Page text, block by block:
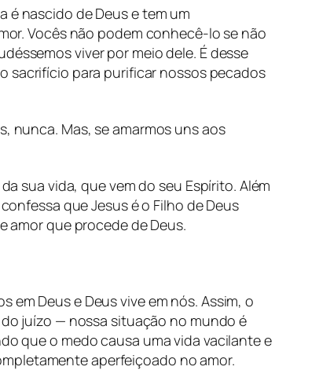
é nascido de Deus e tem um
Vocês não podem conhecê-lo se não
viver por meio dele. É desse
sacrifício para purificar nossos pecados
nunca. Mas, se amarmos uns aos
sua vida, que vem do seu Espírito. Além
que Jesus é o Filho de Deus
amor que procede de Deus.
Deus e Deus vive em nós. Assim, o
juízo — nossa situação no mundo é
que o medo causa uma vida vacilante e
aperfeiçoado no amor.